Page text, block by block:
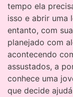
tempo ela
isso e abrir uma
entanto, com
planejado com
acontecendo
assustados, a
conhece uma
que decide